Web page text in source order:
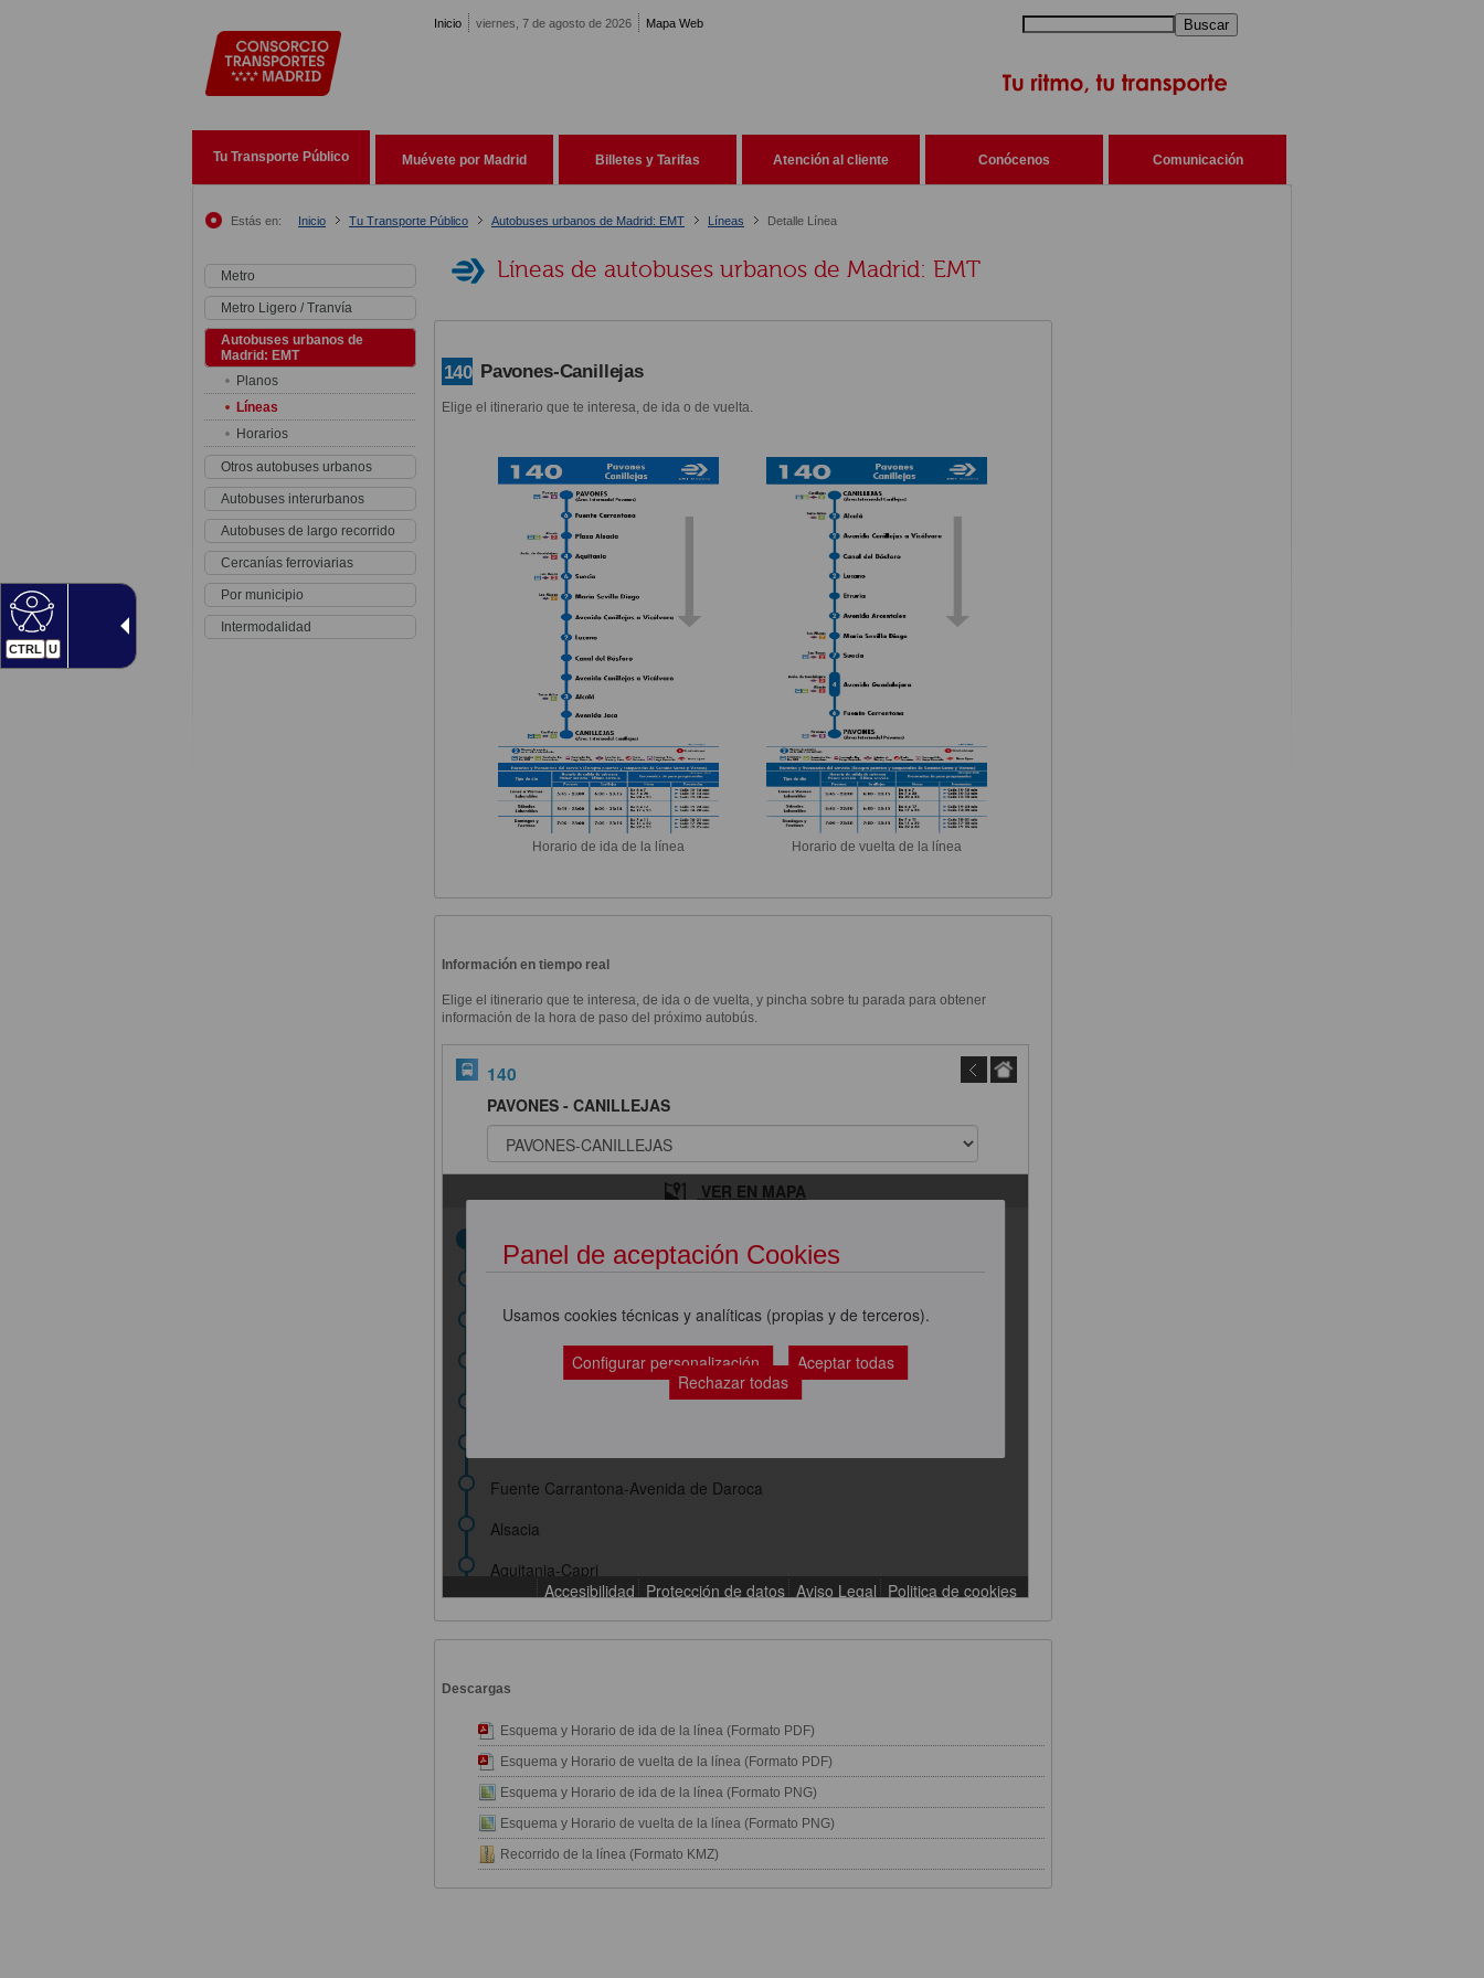
CTRL U
Inicio viernes, 7 de agosto de 2026 Mapa Web Buscar
Tu Transporte Público Muévete por Madrid Billetes y Tarifas Atención al cliente Conócenos Comunicación
Estás en: Inicio Tu Transporte Público Autobuses urbanos de Madrid: EMT Líneas Detalle Línea
Metro
Metro Ligero / Tranvía
Autobuses urbanos de
Madrid: EMT
Planos
Líneas
Horarios
Otros autobuses urbanos
Autobuses interurbanos
Autobuses de largo recorrido
Cercanías ferroviarias
Por municipio
Intermodalidad
Líneas de autobuses urbanos de Madrid: EMT
140 Pavones-Canillejas
Elige el itinerario que te interesa, de ida o de vuelta.
Horario de ida de la línea Horario de vuelta de la línea
Información en tiempo real
Elige el itinerario que te interesa, de ida o de vuelta, y pincha sobre tu parada para obtener
información de la hora de paso del próximo autobús.
Descargas
Esquema y Horario de ida de la línea (Formato PDF)
Esquema y Horario de vuelta de la línea (Formato PDF)
Esquema y Horario de ida de la línea (Formato PNG)
Esquema y Horario de vuelta de la línea (Formato PNG)
Recorrido de la línea (Formato KMZ)